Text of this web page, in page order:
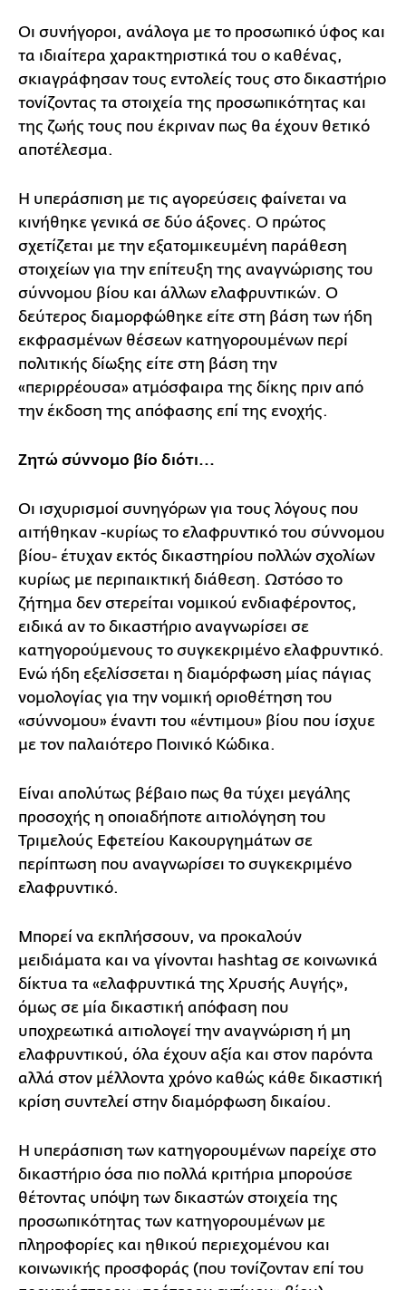
Οι συνήγοροι, ανάλογα με το προσωπικό ύφος και
τα ιδιαίτερα χαρακτηριστικά του ο καθένας,
σκιαγράφησαν τους εντολείς τους στο δικαστήριο
τονίζοντας τα στοιχεία της προσωπικότητας και
της ζωής τους που έκριναν πως θα έχουν θετικό
αποτέλεσμα.
Η υπεράσπιση με τις αγορεύσεις φαίνεται να
κινήθηκε γενικά σε δύο άξονες. Ο πρώτος
σχετίζεται με την εξατομικευμένη παράθεση
στοιχείων για την επίτευξη της αναγνώρισης του
σύννομου βίου και άλλων ελαφρυντικών. Ο
δεύτερος διαμορφώθηκε είτε στη βάση των ήδη
εκφρασμένων θέσεων κατηγορουμένων περί
πολιτικής δίωξης είτε στη βάση την
«περιρρέουσα» ατμόσφαιρα της δίκης πριν από
την έκδοση της απόφασης επί της ενοχής.
Ζητώ σύννομο βίο διότι...
Οι ισχυρισμοί συνηγόρων για τους λόγους που
αιτήθηκαν -κυρίως το ελαφρυντικό του σύννομου
βίου- έτυχαν εκτός δικαστηρίου πολλών σχολίων
κυρίως με περιπαικτική διάθεση. Ωστόσο το
ζήτημα δεν στερείται νομικού ενδιαφέροντος,
ειδικά αν το δικαστήριο αναγνωρίσει σε
κατηγορούμενους το συγκεκριμένο ελαφρυντικό.
Ενώ ήδη εξελίσσεται η διαμόρφωση μίας πάγιας
νομολογίας για την νομική οριοθέτηση του
«σύννομου» έναντι του «έντιμου» βίου που ίσχυε
με τον παλαιότερο Ποινικό Κώδικα.
Είναι απολύτως βέβαιο πως θα τύχει μεγάλης
προσοχής η οποιαδήποτε αιτιολόγηση του
Τριμελούς Εφετείου Κακουργημάτων σε
περίπτωση που αναγνωρίσει το συγκεκριμένο
ελαφρυντικό.
Μπορεί να εκπλήσσουν, να προκαλούν
μειδιάματα και να γίνονται hashtag σε κοινωνικά
δίκτυα τα «ελαφρυντικά της Χρυσής Αυγής»,
όμως σε μία δικαστική απόφαση που
υποχρεωτικά αιτιολογεί την αναγνώριση ή μη
ελαφρυντικού, όλα έχουν αξία και στον παρόντα
αλλά στον μέλλοντα χρόνο καθώς κάθε δικαστική
κρίση συντελεί στην διαμόρφωση δικαίου.
Η υπεράσπιση των κατηγορουμένων παρείχε στο
δικαστήριο όσα πιο πολλά κριτήρια μπορούσε
θέτοντας υπόψη των δικαστών στοιχεία της
προσωπικότητας των κατηγορουμένων με
πληροφορίες και ηθικού περιεχομένου και
κοινωνικής προσφοράς (που τονίζονταν επί του